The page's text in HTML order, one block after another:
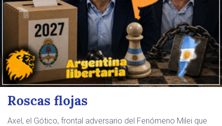
Roscas flojas
Axel, el Gótico, frontal adversario del Fenómeno Milei que